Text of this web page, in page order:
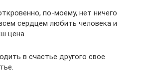
по-моему, нет ничего
сердцем любить человека и
цена.
в счастье другого свое